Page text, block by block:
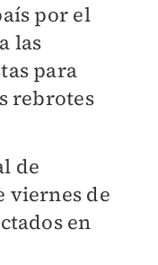
por el
las
para
rebrotes
de
viernes de
en